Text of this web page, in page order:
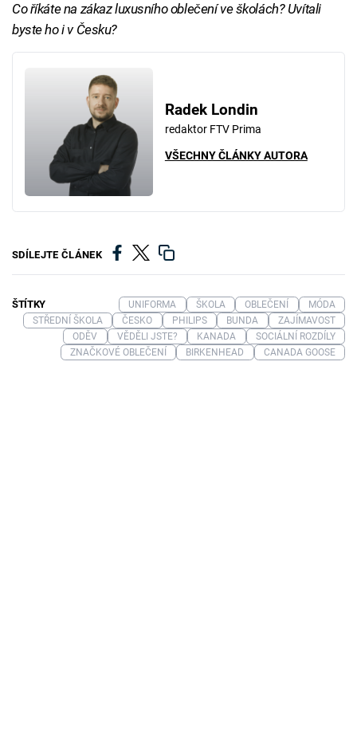
Co říkáte na zákaz luxusního oblečení ve školách? Uvítali
byste ho i v Česku?
Radek Londin
redaktor FTV Prima
VŠECHNY ČLÁNKY AUTORA
SDÍLEJTE ČLÁNEK
ŠTÍTKY UNIFORMA ŠKOLA OBLEČENÍ
MÓDA
STŘEDNÍ ŠKOLA
ČESKO PHILIPS BUNDA
ZAJÍMAVOST
ODĚV
VĚDĚLI JSTE? KANADA
SOCIÁLNÍ ROZDÍLY
ZNAČKOVÉ OBLEČENÍ
BIRKENHEAD CANADA GOOSE